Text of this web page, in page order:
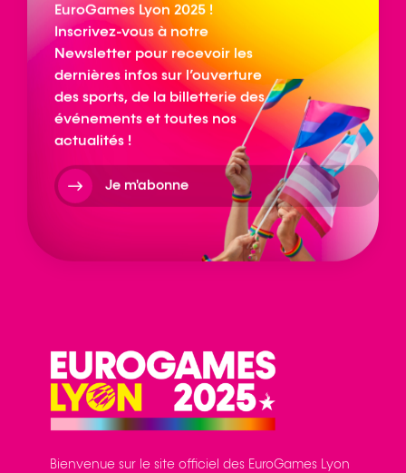
EuroGames Lyon 2025 !
Inscrivez-vous à notre
Newsletter pour recevoir les
dernières infos sur l’ouverture
des sports, de la billetterie des
événements et toutes nos
actualités !
Je m'abonne
Bienvenue sur le site officiel des EuroGames Lyon